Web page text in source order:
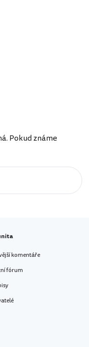
Pokud známe
komentáře
fórum